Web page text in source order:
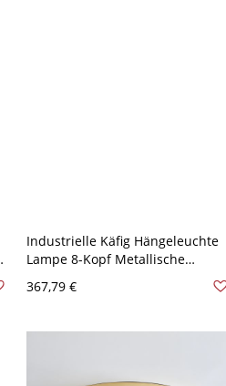
Industrielle Käfig Hängeleuchte
Lampe 8-Kopf Metallische
und Ventil in Schwarz
367,79 €